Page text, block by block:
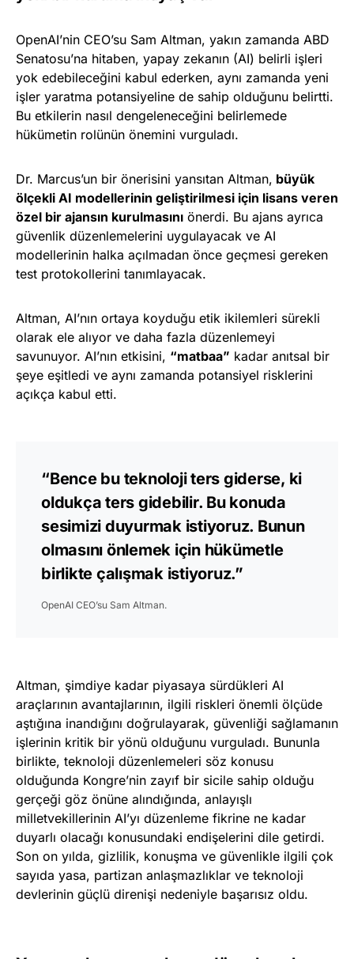
OpenAI’nin CEO’su Sam Altman, yakın zamanda ABD
Senatosu’na hitaben, yapay zekanın (AI) belirli işleri
yok edebileceğini kabul ederken, aynı zamanda yeni
işler yaratma potansiyeline de sahip olduğunu belirtti.
Bu etkilerin nasıl dengeleneceğini belirlemede
hükümetin rolünün önemini vurguladı.
Dr. Marcus’un bir önerisini yansıtan Altman, büyük
ölçekli AI modellerinin geliştirilmesi için lisans veren
özel bir ajansın kurulmasını önerdi. Bu ajans ayrıca
güvenlik düzenlemelerini uygulayacak ve AI
modellerinin halka açılmadan önce geçmesi gereken
test protokollerini tanımlayacak.
Altman, AI’nın ortaya koyduğu etik ikilemleri sürekli
olarak ele alıyor ve daha fazla düzenlemeyi
savunuyor. AI’nın etkisini, “matbaa” kadar anıtsal bir
şeye eşitledi ve aynı zamanda potansiyel risklerini
açıkça kabul etti.
“Bence bu teknoloji ters giderse, ki
oldukça ters gidebilir. Bu konuda
sesimizi duyurmak istiyoruz. Bunun
olmasını önlemek için hükümetle
birlikte çalışmak istiyoruz.”
OpenAI CEO’su Sam Altman.
Altman, şimdiye kadar piyasaya sürdükleri AI
araçlarının avantajlarının, ilgili riskleri önemli ölçüde
aştığına inandığını doğrulayarak, güvenliği sağlamanın
işlerinin kritik bir yönü olduğunu vurguladı. Bununla
birlikte, teknoloji düzenlemeleri söz konusu
olduğunda Kongre’nin zayıf bir sicile sahip olduğu
gerçeği göz önüne alındığında, anlayışlı
milletvekillerinin AI’yı düzenleme fikrine ne kadar
duyarlı olacağı konusundaki endişelerini dile getirdi.
Son on yılda, gizlilik, konuşma ve güvenlikle ilgili çok
sayıda yasa, partizan anlaşmazlıklar ve teknoloji
devlerinin güçlü direnişi nedeniyle başarısız oldu.